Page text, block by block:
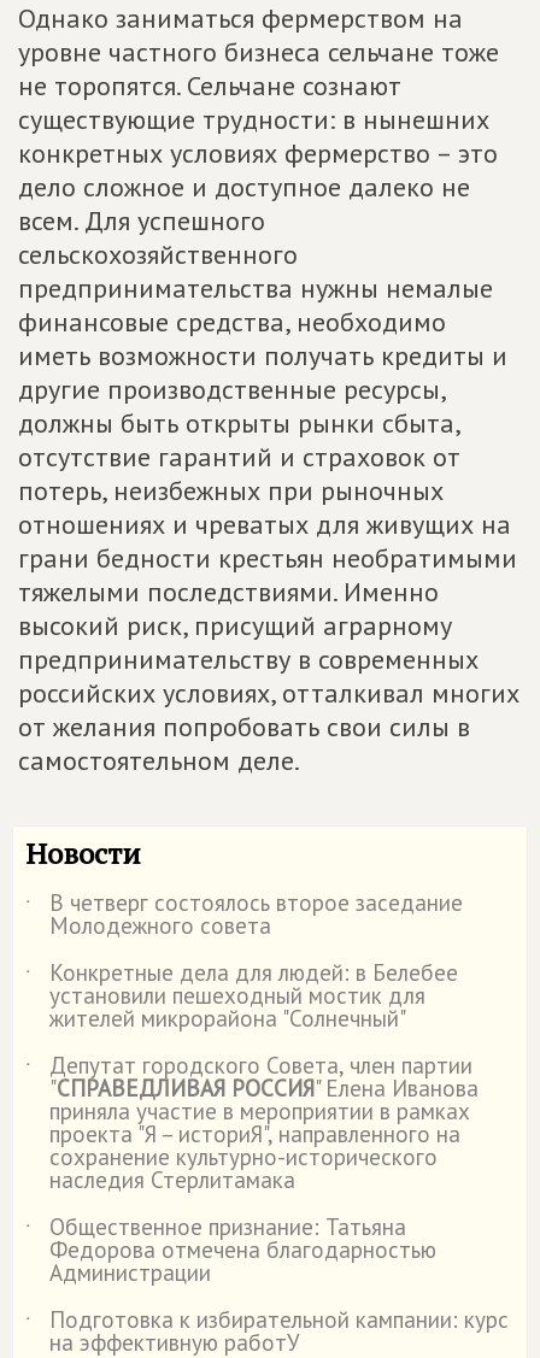
Однако заниматься фермерством на
уровне частного бизнеса сельчане тоже
не торопятся. Сельчане сознают
существующие трудности: в нынешних
конкретных условиях фермерство – это
дело сложное и доступное далеко не
всем. Для успешного
сельскохозяйственного
предпринимательства нужны немалые
финансовые средства, необходимо
иметь возможности получать кредиты и
другие производственные ресурсы,
должны быть открыты рынки сбыта,
отсутствие гарантий и страховок от
потерь, неизбежных при рыночных
отношениях и чреватых для живущих на
грани бедности крестьян необратимыми
тяжелыми последствиями. Именно
высокий риск, присущий аграрному
предпринимательству в современных
российских условиях, отталкивал многих
от желания попробовать свои силы в
самостоятельном деле.
Новости
˙ В четверг состоялось второе заседание
Молодежного совета
˙
Конкретные дела для людей: в Белебее
установили пешеходный мостик для
жителей микрорайона "Солнечный"
˙
Депутат городского Совета, член партии
"СПРАВЕДЛИВАЯ РОССИЯ" Елена Иванова
приняла участие в мероприятии в рамках
проекта "Я – историЯ", направленного на
сохранение культурно-исторического
наследия Стерлитамака
˙
Общественное признание: Татьяна
Федорова отмечена благодарностью
Администрации
˙
Подготовка к избирательной кампании: курс
на эффективную работУ